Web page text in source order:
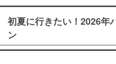
初夏に行きたい！2026年
ン